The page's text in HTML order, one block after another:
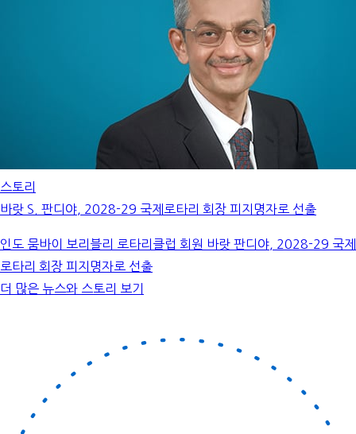
스토리
바랏 S. 판디야, 2028-29 국제로타리 회장 피지명자로 선출
인도 뭄바이 보리블리 로타리클럽 회원 바랏 판디야, 2028-29 국제
로타리 회장 피지명자로 선출
더 많은 뉴스와 스토리 보기